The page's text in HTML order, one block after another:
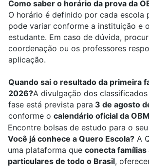
Como saber o horário da prova da
O horário é definido por cada escola
pode variar conforme a instituição e
estudante. Em caso de dúvida,
coordenação ou os professores
aplicação.
Quando sai o resultado da primeira
2026?A divulgação dos
fase está prevista para 3 de agosto
conforme o calendário oficial da
Encontre bolsas de estudo para o
Você já conhece a Quero Escola? A
uma plataforma que conecta famílias
particulares de todo o Brasil,